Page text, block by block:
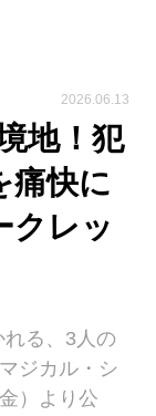
2026.06.13
地！犯
痛快に
クレッ
る、3人の
ジカル・シ
）より公